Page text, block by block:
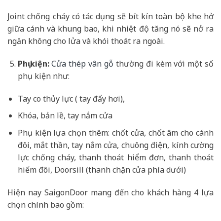
Joint chống cháy có tác dụng sẽ bít kín toàn bộ khe hở
giữa cánh và khung bao, khi nhiệt độ tăng nó sẽ nở ra
ngăn không cho lửa và khói thoát ra ngoài.
Phụ kiện:Cửa thép vân gỗ thường đi kèm với một số
phụ kiện như:
Tay co thủy lực ( tay đẩy hơi),
Khóa, bản lề, tay nắm cửa
Phụ kiện lựa chọn thêm: chốt cửa, chốt âm cho cánh
đôi, mắt thần, tay nắm cửa, chuông điện, kính cường
lực chống cháy, thanh thoát hiểm đơn, thanh thoát
hiểm đôi, Doorsill (thanh chặn cửa phía dưới)
Hiện nay SaigonDoor mang đến cho khách hàng 4 lựa
chọn chính bao gồm: